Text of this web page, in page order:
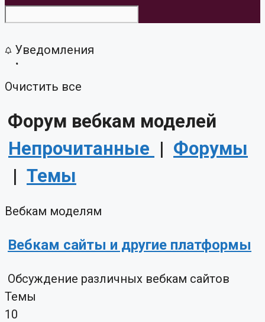
Уведомления
Очистить все
Форум вебкам моделей
Непрочитанные | Форумы
| Темы
Вебкам моделям
Вебкам сайты и другие платформы
Обсуждение различных вебкам сайтов
Темы
10